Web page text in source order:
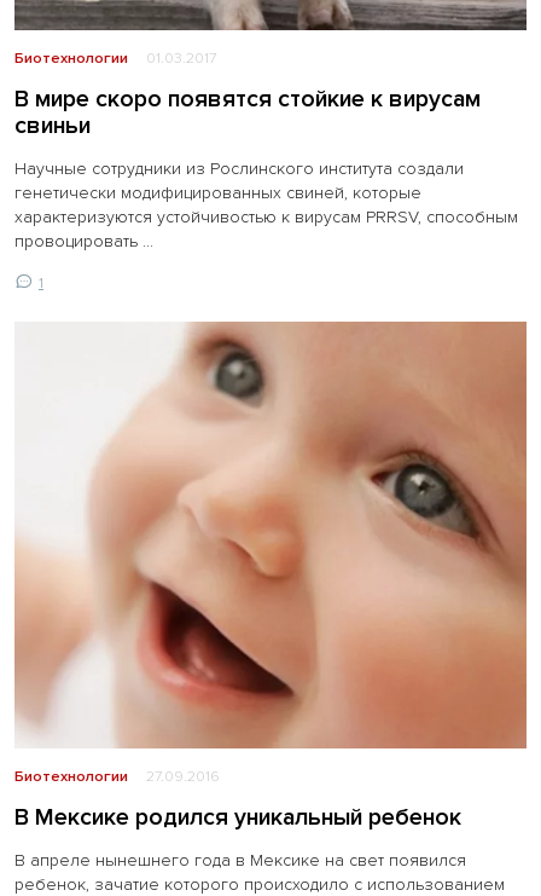
Биотехнологии 01.03.2017
В мире скоро появятся стойкие к вирусам
свиньи
Научные сотрудники из Рослинского института создали
генетически модифицированных свиней, которые
характеризуются устойчивостью к вирусам PRRSV, способным
провоцировать ...
1
Биотехнологии 27.09.2016
В Мексике родился уникальный ребенок
В апреле нынешнего года в Мексике на свет появился
ребенок, зачатие которого происходило с использованием